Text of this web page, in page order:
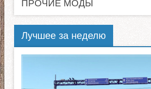
ПРОЧИЕ МОДЫ
Лучшее за неделю